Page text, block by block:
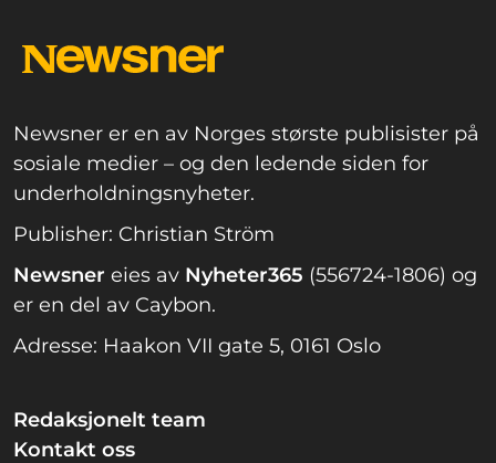
Newsner er en av Norges største publisister på
sosiale medier – og den ledende siden for
underholdningsnyheter.
Publisher: Christian Ström
Newsner eies av Nyheter365 (556724-1806) og
er en del av Caybon.
Adresse: Haakon VII gate 5, 0161 Oslo
Redaksjonelt team
Kontakt oss